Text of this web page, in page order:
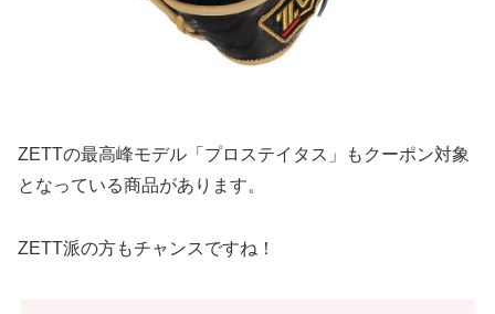
ZETTの最高峰モデル「プロステイタス」もクーポン対象
となっている商品があります。
ZETT派の方もチャンスですね！